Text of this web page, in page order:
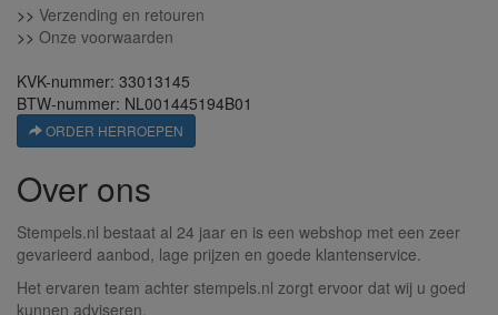
>> Verzending en retouren
>> Onze voorwaarden
KVK-nummer: 33013145
BTW-nummer: NL001445194B01
ORDER HERROEPEN
Over ons
Stempels.nl bestaat al 24 jaar en is een webshop met een zeer
gevarieerd aanbod, lage prijzen en goede klantenservice.
Het ervaren team achter stempels.nl zorgt ervoor dat wij u goed
kunnen adviseren.